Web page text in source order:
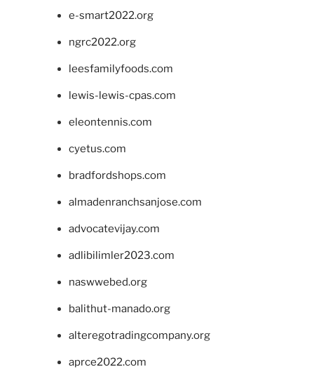
e-smart2022.org
ngrc2022.org
leesfamilyfoods.com
lewis-lewis-cpas.com
eleontennis.com
cyetus.com
bradfordshops.com
almadenranchsanjose.com
advocatevijay.com
adlibilimler2023.com
naswwebed.org
balithut-manado.org
alteregotradingcompany.org
aprce2022.com